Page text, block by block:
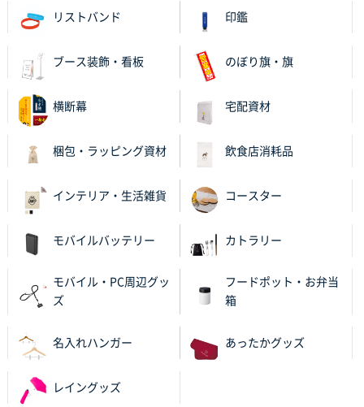
和歌山県S社様
2025年11月05日 11:13
不織布スクエアトート(A4サイズ)
2025年10月28日 17:10
ワンポイントポリ袋 A4サイズ
1000枚
サイトが見やすい
ワンポイントポリ袋 A4サイズ
サイト構成が解りやすかったから
リストバンド 印鑑
ブース装飾・看板 のぼり旗・旗
横断幕 宅配資材
梱包・ラッピング資材 飲食店消耗品
インテリア・生活雑貨 コースター
モバイルバッテリー カトラリー
モバイル・PC周辺グッ
ズ
フードポット・お弁当
箱
名入れハンガー あったかグッズ
レイングッズ